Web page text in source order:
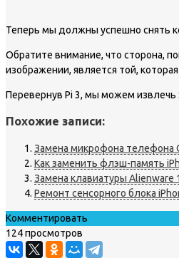
Теперь мы должны успешно снять
Обратите внимание, что сторона,
изображении, является той,
Перевернув Pi 3, мы можем извлечь
Похожие записи:
Замена микрофона телефона
Как заменить флэш-память
Замена клавиатуры Alienware
Ремонт сенсорного блока
Комментировать
124 просмотров